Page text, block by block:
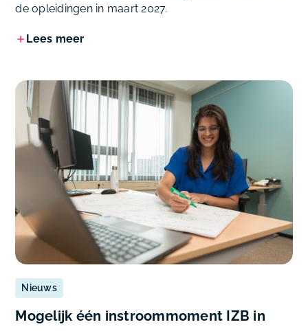
de opleidingen in maart 2027.
Lees meer
Nieuws
Mogelijk één instroommoment IZB in